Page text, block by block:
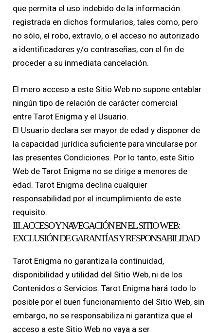
que permita el uso indebido de la información
registrada en dichos formularios, tales como, pero
no sólo, el robo, extravío, o el acceso no autorizado
a identificadores y/o contraseñas, con el fin de
proceder a su inmediata cancelación.
El mero acceso a este Sitio Web no supone entablar
ningún tipo de relación de carácter comercial
entre Tarot Enigma y el Usuario.
El Usuario declara ser mayor de edad y disponer de
la capacidad jurídica suficiente para vincularse por
las presentes Condiciones. Por lo tanto, este Sitio
Web de Tarot Enigma no se dirige a menores de
edad. Tarot Enigma declina cualquier
responsabilidad por el incumplimiento de este
requisito.
III. ACCESO Y NAVEGACIÓN EN EL SITIO WEB:
EXCLUSIÓN DE GARANTÍAS Y RESPONSABILIDAD
Tarot Enigma no garantiza la continuidad,
disponibilidad y utilidad del Sitio Web, ni de los
Contenidos o Servicios. Tarot Enigma hará todo lo
posible por el buen funcionamiento del Sitio Web, sin
embargo, no se responsabiliza ni garantiza que el
acceso a este Sitio Web no vaya a ser